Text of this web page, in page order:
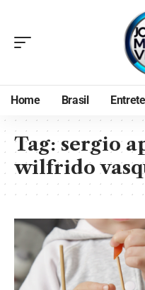
Home Brasil
Tag:sergio
wilfrido